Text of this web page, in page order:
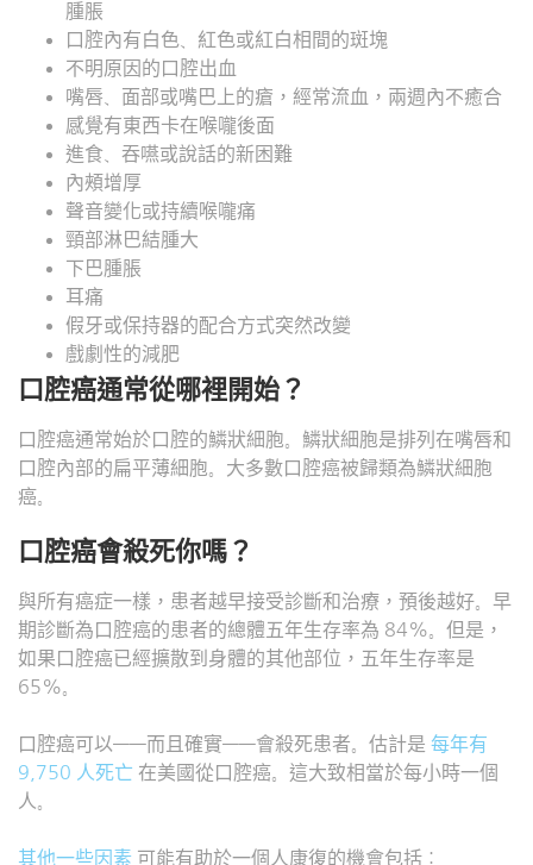
腫脹
口腔內有白色、紅色或紅白相間的斑塊
不明原因的口腔出血
嘴唇、面部或嘴巴上的瘡，經常流血，兩週內不癒合
感覺有東西卡在喉嚨後面
進食、吞嚥或說話的新困難
內頰增厚
聲音變化或持續喉嚨痛
頸部淋巴結腫大
下巴腫脹
耳痛
假牙或保持器的配合方式突然改變
戲劇性的減肥
口腔癌通常從哪裡開始？
口腔癌通常始於口腔的鱗狀細胞。鱗狀細胞是排列在嘴唇和
口腔內部的扁平薄細胞。大多數口腔癌被歸類為鱗狀細胞
癌。
口腔癌會殺死你嗎？
與所有癌症一樣，患者越早接受診斷和治療，預後越好。早
期診斷為口腔癌的患者的總體五年生存率為 84%。但是，
如果口腔癌已經擴散到身體的其他部位，五年生存率是
65%。
口腔癌可以——而且確實——會殺死患者。估計是 每年有
9,750 人死亡 在美國從口腔癌。這大致相當於每小時一個
人。
其他一些因素 可能有助於一個人康復的機會包括：